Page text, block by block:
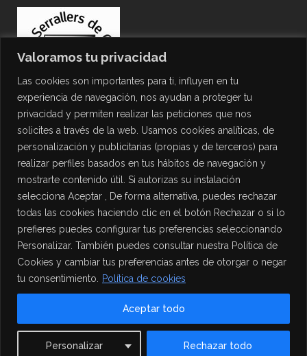
Valoramos tu privacidad
Las cookies son importantes para ti, influyen en tu
experiencia de navegación, nos ayudan a proteger tu
privacidad y permiten realizar las peticiones que nos
solicites a través de la web. Usamos cookies analíticas, de
personalización y publicitarias (propias y de terceros) para
realizar perfiles basados en tus hábitos de navegación y
mostrarte contenido útil. Si autorizas su instalación
selecciona Aceptar , De forma alternativa, puedes rechazar
todas las cookies haciendo clic en el botón Rechazar o si lo
prefieres puedes configurar tus preferencias seleccionando
Personalizar. También puedes consultar nuestra Política de
Cookies y cambiar tus preferencias antes de otorgar o negar
tu consentimiento.
Política de cookies
Personalizar Rechazar todo
Aceptar todo
PROTECCIÓN DE DATOS
Política de Privacidad
Política de Cookies
Aviso Legal